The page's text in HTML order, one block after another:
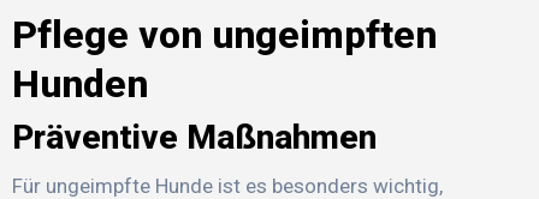
Pflege von ungeimpften
Hunden
Präventive Maßnahmen
Für ungeimpfte Hunde ist es besonders wichtig,